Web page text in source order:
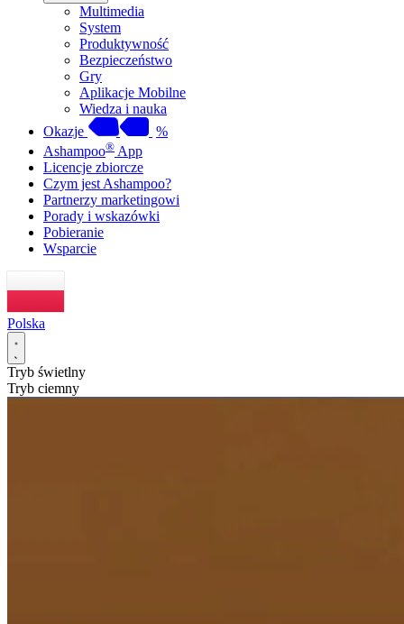
Multimedia
System
Produktywność
Bezpieczeństwo
Gry
Aplikacje Mobilne
Wiedza i nauka
Okazje
%
Ashampoo® App
Licencje zbiorcze
Czym jest Ashampoo?
Partnerzy marketingowi
Porady i wskazówki
Pobieranie
Wsparcie
Polska
Tryb świetlny
Tryb ciemny